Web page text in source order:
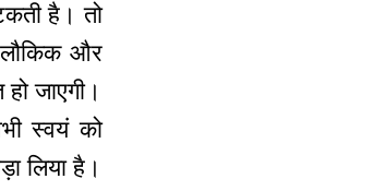
है। तो
लौकिक और
जाएगी।
स्वयं को
लिया है।